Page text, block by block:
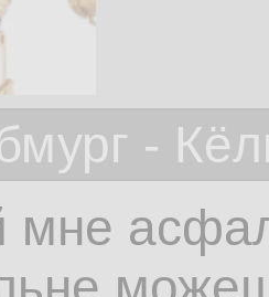
-
мне